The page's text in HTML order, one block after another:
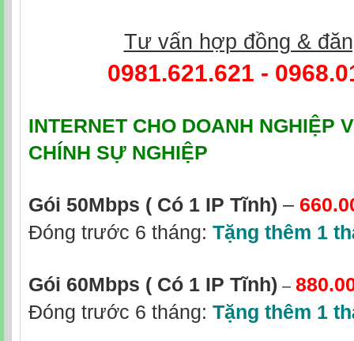
Tư vấn hợp đồng &
0981.621.621 -
INTERNET CHO DOANH NGHIỆP
CHÍNH SỰ NGHIỆP
Gói 50Mbps ( Có 1 IP Tĩnh) –
Đóng trước 6 tháng: Tặng thêm 1
Gói 60Mbps ( Có 1 IP Tĩnh) –
Đóng trước 6 tháng: Tặng thêm 1